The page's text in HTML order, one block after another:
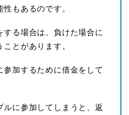
もあるのです。
する場合は、負けた場合に
とがあります。
参加するために借金をして
ルに参加してしまうと、返